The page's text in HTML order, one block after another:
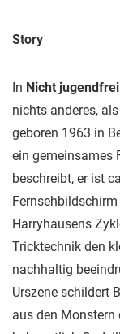
Story
In Nicht
nichts anderes,
geboren 1963 in
ein gemeinsames
beschreibt, er ist
Harryhausens
Tricktechnik den
nachhaltig
Urszene schildert
aus den Monstern